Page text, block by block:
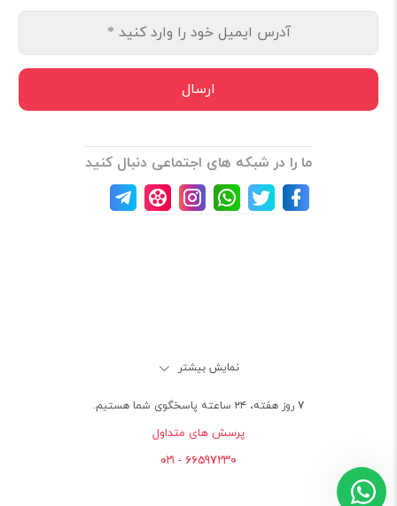
ما را در شبکه های اجتماعی دنبال کنید
نمایش بیشتر
۷ روز هفته، ۲۴ ساعته پاسخگوی شما هستیم.
پرسش های متداول
66597230 - ۰۲۱